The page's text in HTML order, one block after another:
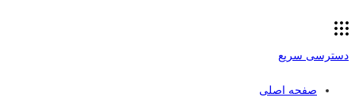
دسترسی سریع
صفحه اصلی